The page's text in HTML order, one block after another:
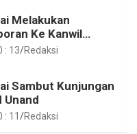
Melakukan
Ke Kanwil
RI Sumbar
: 13 Redaksi
Sambut Kunjungan
Unand
11 Redaksi